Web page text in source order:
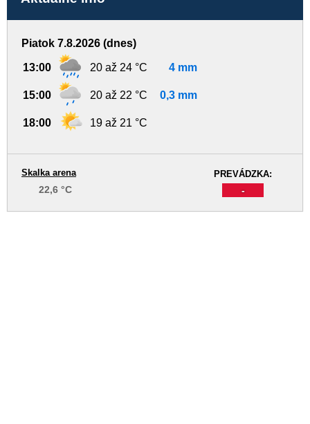
Piatok 7.8.2026 (dnes)
13:00 20 až 24 °C 4 mm
15:00 20 až 22 °C 0,3 mm
18:00 19 až 21 °C
PREVÁDZKA:
-
Skalka arena
22,6 °C